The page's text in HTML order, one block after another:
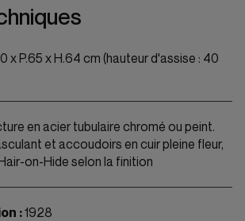
x P.65 x H.64 cm (hauteur d'assise : 40
en acier tubulaire chromé ou peint.
et accoudoirs en cuir pleine fleur,
on-Hide selon la finition
:1928